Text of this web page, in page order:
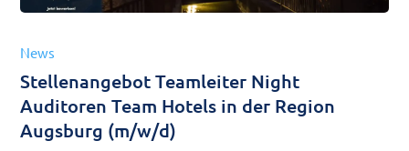
News
Stellenangebot Teamleiter Night
Auditoren Team Hotels in der Region
Augsburg (m/w/d)